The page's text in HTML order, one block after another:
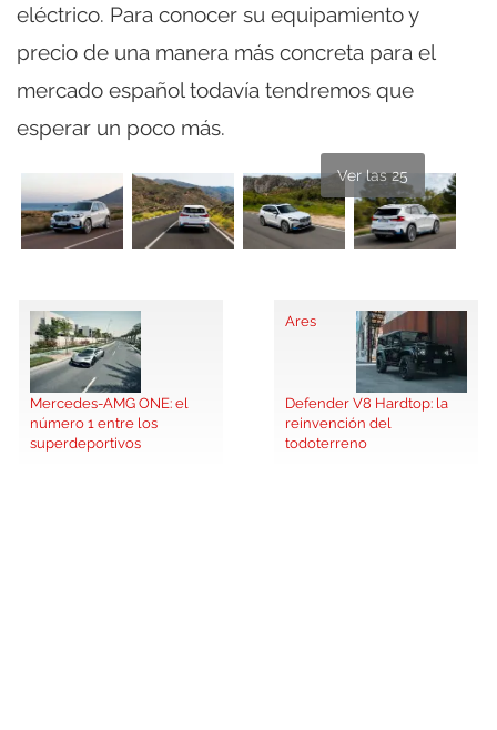
eléctrico. Para conocer su equipamiento y
precio de una manera más concreta para el
mercado español todavía tendremos que
esperar un poco más.
Ver las 25
Mercedes-AMG ONE: el
número 1 entre los
superdeportivos
Ares
Defender V8 Hardtop: la
reinvención del
todoterreno